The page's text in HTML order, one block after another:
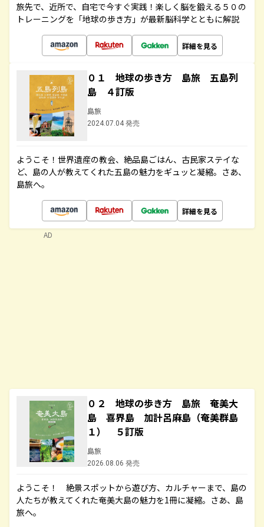
旅先で、近所で、自宅で今すぐ実践！楽しく脳を鍛える５０の
トレーニングを「地球の歩き方」が最新脳科学とともに解説
詳細を見る
０１ 地球の歩き方 島旅 五島列
島 ４訂版
島旅
2024.07.04 発売
ようこそ！世界遺産の教会、絶品島ごはん、古民家ステイな
ど、島の人が教えてくれた五島の魅力をギュッと凝縮。さあ、
島旅へ。
詳細を見る
０２ 地球の歩き方 島旅 奄美大
島 喜界島 加計呂麻島（奄美群島
１） ５訂版
島旅
2026.08.06 発売
ようこそ！ 絶景スポットから遊び方、カルチャーまで、島の
人たちが教えてくれた奄美大島の魅力を1冊に凝縮。さあ、島
旅へ。
AD